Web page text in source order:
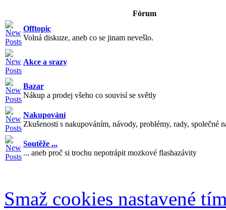
Fórum
Offtopic
Volná diskuze, aneb co se jinam nevešlo.
Akce a srazy
Bazar
Nákup a prodej všeho co souvisí se světly
Nakupování
Zkušenosti s nakupováním, návody, problémy, rady, společné
Soutěže ...
... aneb proč si trochu nepotrápit mozkové flashazávity
Smaž cookies nastavené